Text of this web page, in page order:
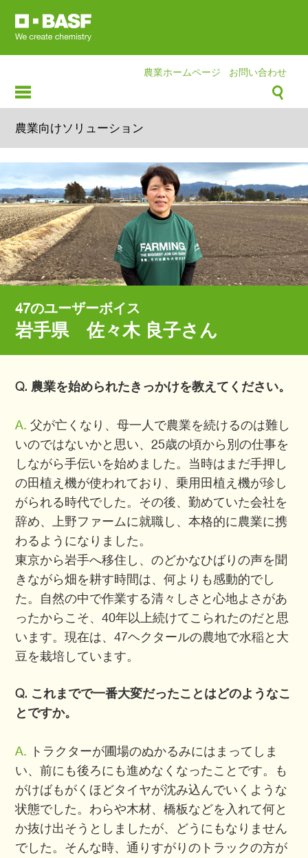
農業ホームページ お問い合わせ
農業向けソリューション
47のユーザーボイス
岩手県 佐々木 良子さん
Q. 農業を始められたきっかけを教えてください。
A. 父が亡くなり、母一人で農業を続けるのは難し
いのではないかと思い、25歳の頃から別の仕事を
しながら手伝いを始めました。当時はまだ手押し
の田植え機が使われており、乗用田植え機が珍し
がられる時代でした。その後、勤めていた会社を
辞め、上野ファームに就職し、本格的に農業に携
わるようになりました。
東京から岩手へ移住し、のどかなひばりの声を聞
きながら畑を耕す時間は、何よりも感動的でし
た。自然の中で作業する清々しさと心地よさがあ
ったからこそ、40年以上続けてこられたのだと思
います。現在は、47ヘクタールの農地で水稲と大
豆を栽培しています。
Q. これまでで一番大変だったことはどのようなこ
とですか。
A. トラクターが圃場のぬかるみにはまってしま
い、前にも後ろにも進めなくなったことです。も
がけばもがくほどタイヤが沈み込んでいくような
状態でした。わらや木材、橋板などを入れて何と
か抜け出そうとしましたが、どうにもなりません
でした。そんな時、通りすがりのトラックの方が